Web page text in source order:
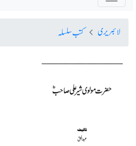
لائبریری کتب سلسلہ